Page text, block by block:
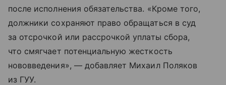
после исполнения обязательства. «Кроме того,
должники сохраняют право обращаться в суд
за отсрочкой или рассрочкой уплаты сбора,
что смягчает потенциальную жесткость
нововведения», — добавляет Михаил Поляков
из ГУУ.